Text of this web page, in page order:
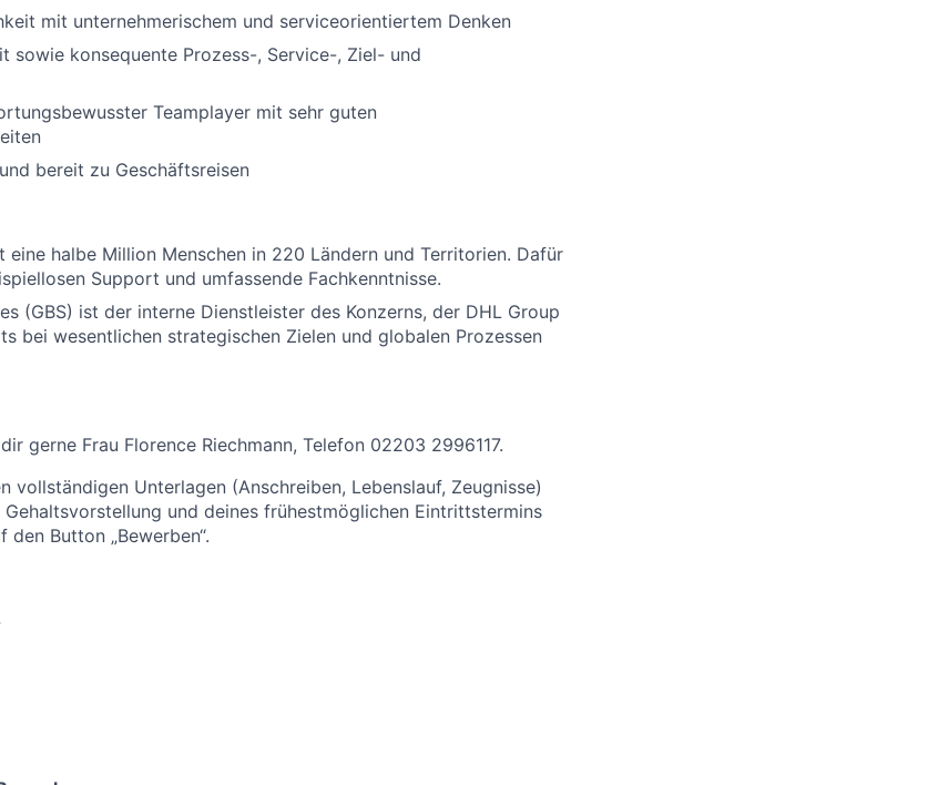
mit unternehmerischem und serviceorientiertem Denken
sowie konsequente Prozess-, Service-, Ziel- und
Teamplayer mit sehr guten
bereit zu Geschäftsreisen
eine halbe Million Menschen in 220 Ländern und Territorien. Dafür
Support und umfassende Fachkenntnisse.
(GBS) ist der interne Dienstleister des Konzerns, der DHL Group
bei wesentlichen strategischen Zielen und globalen Prozessen
gerne Frau Florence Riechmann, Telefon 02203 2996117.
vollständigen Unterlagen (Anschreiben, Lebenslauf, Zeugnisse)
und deines frühestmöglichen Eintrittstermins
Button „Bewerben“.